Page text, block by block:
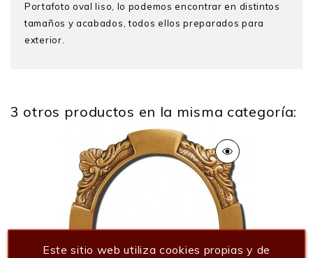
Portafoto oval liso, lo podemos encontrar en distintos
tamaños y acabados, todos ellos preparados para
exterior.
3 otros productos en la misma categoría:
Este sitio web utiliza cookies propias y de